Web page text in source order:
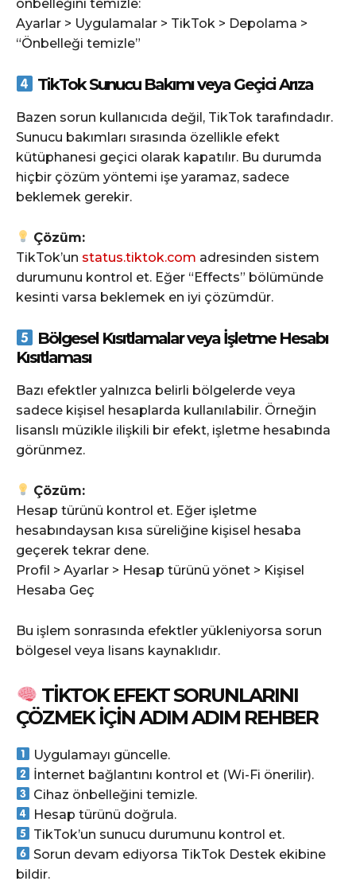
önbelleğini temizle:
Ayarlar > Uygulamalar > TikTok > Depolama >
“Önbelleği temizle”
TikTok Sunucu Bakımı veya Geçici Arıza
Bazen sorun kullanıcıda değil, TikTok tarafındadır.
Sunucu bakımları sırasında özellikle efekt
kütüphanesi geçici olarak kapatılır. Bu durumda
hiçbir çözüm yöntemi işe yaramaz, sadece
beklemek gerekir.
Çözüm:
TikTok’un status.tiktok.com adresinden sistem
durumunu kontrol et. Eğer “Effects” bölümünde
kesinti varsa beklemek en iyi çözümdür.
Bölgesel Kısıtlamalar veya İşletme Hesabı
Kısıtlaması
Bazı efektler yalnızca belirli bölgelerde veya
sadece kişisel hesaplarda kullanılabilir. Örneğin
lisanslı müzikle ilişkili bir efekt, işletme hesabında
görünmez.
Çözüm:
Hesap türünü kontrol et. Eğer işletme
hesabındaysan kısa süreliğine kişisel hesaba
geçerek tekrar dene.
Profil > Ayarlar > Hesap türünü yönet > Kişisel
Hesaba Geç
Bu işlem sonrasında efektler yükleniyorsa sorun
bölgesel veya lisans kaynaklıdır.
TIKTOK EFEKT SORUNLARINI
ÇÖZMEK İÇIN ADIM ADIM REHBER
Uygulamayı güncelle.
İnternet bağlantını kontrol et (Wi-Fi önerilir).
Cihaz önbelleğini temizle.
Hesap türünü doğrula.
TikTok’un sunucu durumunu kontrol et.
Sorun devam ediyorsa TikTok Destek ekibine
bildir.